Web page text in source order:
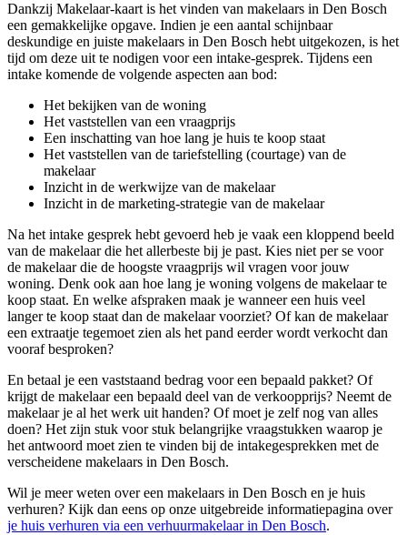
Dankzij Makelaar-kaart is het vinden van makelaars in Den Bosch
een gemakkelijke opgave. Indien je een aantal schijnbaar
deskundige en juiste makelaars in Den Bosch hebt uitgekozen, is het
tijd om deze uit te nodigen voor een intake-gesprek. Tijdens een
intake komende de volgende aspecten aan bod:
Het bekijken van de woning
Het vaststellen van een vraagprijs
Een inschatting van hoe lang je huis te koop staat
Het vaststellen van de tariefstelling (courtage) van de
makelaar
Inzicht in de werkwijze van de makelaar
Inzicht in de marketing-strategie van de makelaar
Na het intake gesprek hebt gevoerd heb je vaak een kloppend beeld
van de makelaar die het allerbeste bij je past. Kies niet per se voor
de makelaar die de hoogste vraagprijs wil vragen voor jouw
woning. Denk ook aan hoe lang je woning volgens de makelaar te
koop staat. En welke afspraken maak je wanneer een huis veel
langer te koop staat dan de makelaar voorziet? Of kan de makelaar
een extraatje tegemoet zien als het pand eerder wordt verkocht dan
vooraf besproken?
En betaal je een vaststaand bedrag voor een bepaald pakket? Of
krijgt de makelaar een bepaald deel van de verkoopprijs? Neemt de
makelaar je al het werk uit handen? Of moet je zelf nog van alles
doen? Het zijn stuk voor stuk belangrijke vraagstukken waarop je
het antwoord moet zien te vinden bij de intakegesprekken met de
verscheidene makelaars in Den Bosch.
Wil je meer weten over een makelaars in Den Bosch en je huis
verhuren? Kijk dan eens op onze uitgebreide informatiepagina over
je huis verhuren via een verhuurmakelaar in Den Bosch.